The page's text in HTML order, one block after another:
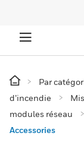
Par
d’incendie
modules réseau
Accessories